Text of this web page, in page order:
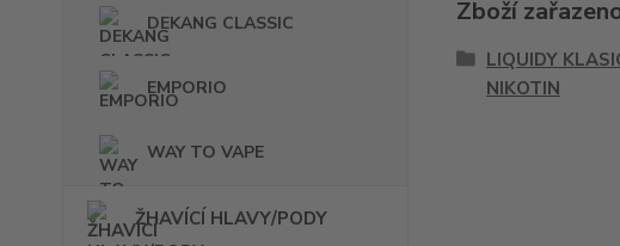
DEKANG CLASSIC
EMPORIO
WAY TO VAPE
ŽHAVÍCÍ HLAVY/PODY
Zboží
LIQUIDY
NIKOTIN